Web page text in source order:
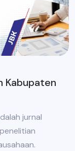
Kabupaten
jurnal